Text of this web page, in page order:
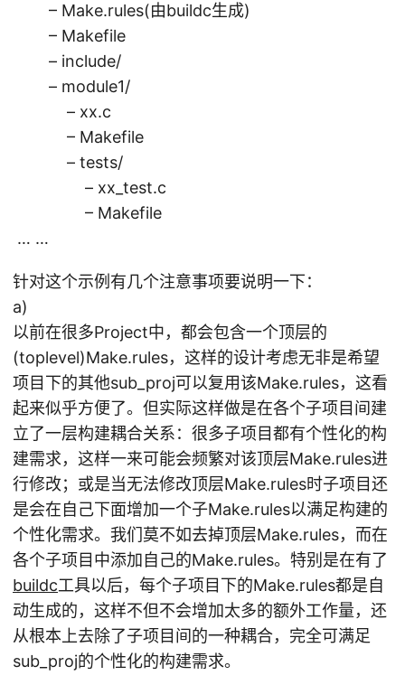
– Make.rules(由buildc生成)
– Makefile
– include/
– module1/
– xx.c
– Makefile
– tests/
– xx_test.c
– Makefile
… …
针对这个示例有几个注意事项要说明一下：
a)
以前在很多Project中，都会包含一个顶层的
(toplevel)Make.rules，这样的设计考虑无非是希望
项目下的其他sub_proj可以复用该Make.rules，这看
起来似乎方便了。但实际这样做是在各个子项目间建
立了一层构建耦合关系：很多子项目都有个性化的构
建需求，这样一来可能会频繁对该顶层Make.rules进
行修改；或是当无法修改顶层Make.rules时子项目还
是会在自己下面增加一个子Make.rules以满足构建的
个性化需求。我们莫不如去掉顶层Make.rules，而在
各个子项目中添加自己的Make.rules。特别是在有了
buildc工具以后，每个子项目下的Make.rules都是自
动生成的，这样不但不会增加太多的额外工作量，还
从根本上去除了子项目间的一种耦合，完全可满足
sub_proj的个性化的构建需求。